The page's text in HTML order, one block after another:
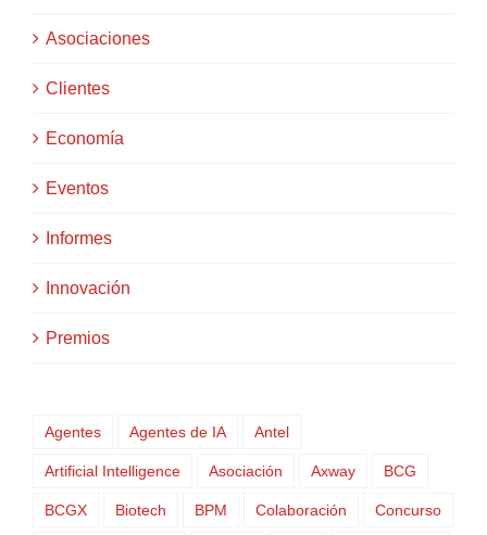
Asociaciones
Clientes
Economía
Eventos
Informes
Innovación
Premios
Agentes Agentes de IA Antel
Artificial Intelligence Asociación Axway BCG
BCGX Biotech BPM Colaboración Concurso